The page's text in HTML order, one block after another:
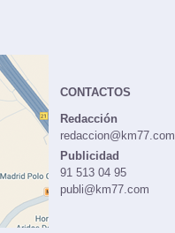
CONTACTOS
Redacción
redaccion@km77.com
Publicidad
91 513 04 95
publi@km77.com